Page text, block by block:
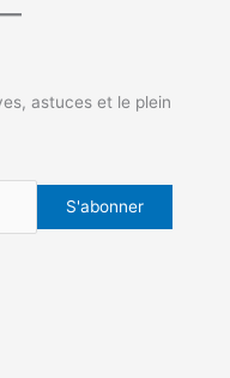
astuces et le plein